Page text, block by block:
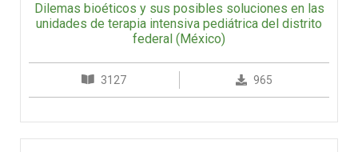
Dilemas bioéticos y sus posibles soluciones en las
unidades de terapia intensiva pediátrica del distrito
federal (México)
3127 965